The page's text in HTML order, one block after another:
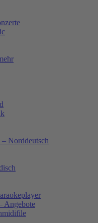
Norddeutsch
Angebote